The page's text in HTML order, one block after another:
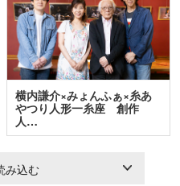
横内謙介×みょんふぁ×糸あ
やつり人形一糸座 創作
人…
み込む